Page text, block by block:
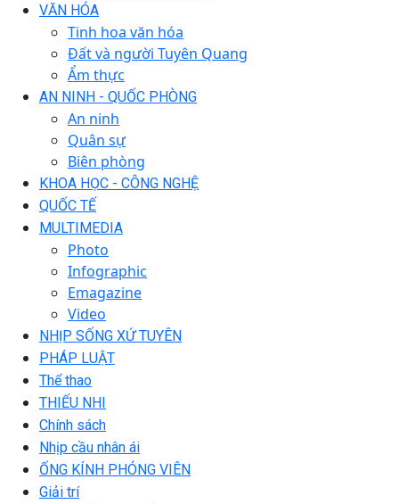
VĂN HÓA
Tinh hoa văn hóa
Đất và người Tuyên Quang
Ẩm thực
AN NINH - QUỐC PHÒNG
An ninh
Quân sự
Biên phòng
KHOA HỌC - CÔNG NGHỆ
QUỐC TẾ
MULTIMEDIA
Photo
Infographic
Emagazine
Video
NHỊP SỐNG XỨ TUYÊN
PHÁP LUẬT
Thể thao
THIẾU NHI
Chính sách
Nhịp cầu nhân ái
ỐNG KÍNH PHÓNG VIÊN
Giải trí